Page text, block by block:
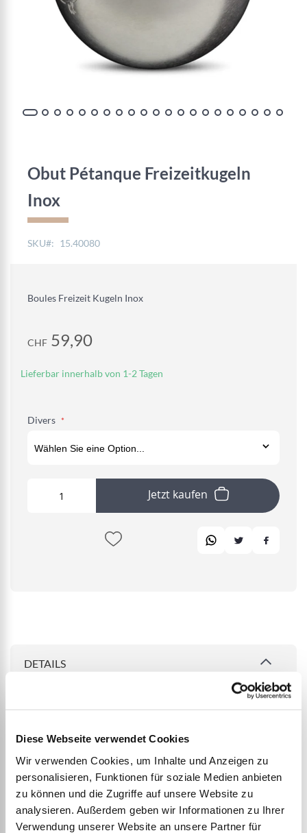
Diese Webseite verwendet Cookies
Wir verwenden Cookies, um Inhalte und Anzeigen zu
personalisieren, Funktionen für soziale Medien anbieten
zu können und die Zugriffe auf unsere Website zu
analysieren. Außerdem geben wir Informationen zu Ihrer
Verwendung unserer Website an unsere Partner für
Obut Pétanque Freizeitkugeln
Inox
SKU 15.40080
Boules Freizeit Kugeln Inox
CHF 59,90
Lieferbar innerhalb von 1-2 Tagen
Divers
Jetzt kaufen
Bildgalerie
DETAILS
Pétanque Freizeitkugeln aus Edelstahl Floral 100%
Edelstahl.
Satiniertes Finish aus natürlichem Edelstahl.
Ø ≥ 73 mm.